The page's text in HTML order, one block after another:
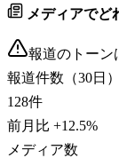
メディアでど
報道のトーン
報道件数（30日）
128件
前月比 +12.5%
メディア数